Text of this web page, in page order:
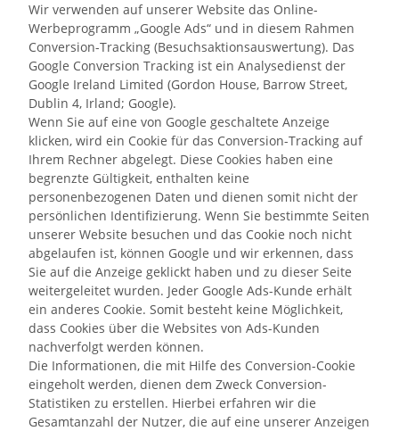
Wir verwenden auf unserer Website das Online-
Werbeprogramm „Google Ads“ und in diesem Rahmen
Conversion-Tracking (Besuchsaktionsauswertung). Das
Google Conversion Tracking ist ein Analysedienst der
Google Ireland Limited (Gordon House, Barrow Street,
Dublin 4, Irland; Google).
Wenn Sie auf eine von Google geschaltete Anzeige
klicken, wird ein Cookie für das Conversion-Tracking auf
Ihrem Rechner abgelegt. Diese Cookies haben eine
begrenzte Gültigkeit, enthalten keine
personenbezogenen Daten und dienen somit nicht der
persönlichen Identifizierung. Wenn Sie bestimmte Seiten
unserer Website besuchen und das Cookie noch nicht
abgelaufen ist, können Google und wir erkennen, dass
Sie auf die Anzeige geklickt haben und zu dieser Seite
weitergeleitet wurden. Jeder Google Ads-Kunde erhält
ein anderes Cookie. Somit besteht keine Möglichkeit,
dass Cookies über die Websites von Ads-Kunden
nachverfolgt werden können.
Die Informationen, die mit Hilfe des Conversion-Cookie
eingeholt werden, dienen dem Zweck Conversion-
Statistiken zu erstellen. Hierbei erfahren wir die
Gesamtanzahl der Nutzer, die auf eine unserer Anzeigen